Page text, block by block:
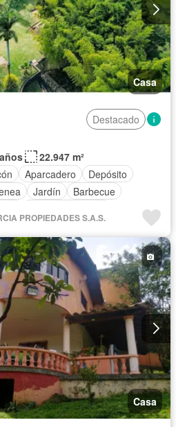
Casa
Destacado
22.947 m²
Aparcadero
Depósito
Jardín
Barbecue
de servicio Agua
PROPIEDADES S.A.S.
Casa